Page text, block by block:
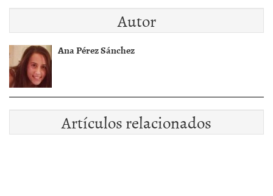
Autor
Ana Pérez Sánchez
Artículos relacionados